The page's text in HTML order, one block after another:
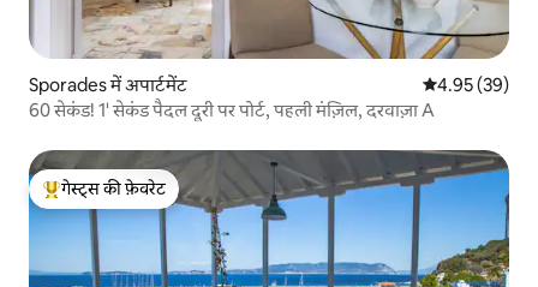
Sporades में अपार्टमेंट औसत रेटिंग 5 में
4.95 (39)
60 सेकंड! 1' सेकंड पैदल दूरी पर पोर्ट, पहली मंज़िल, दरवाज़ा A
गेस्ट्स का टॉप फ़ेवरेट
गेस्ट्स की फ़ेवरेट